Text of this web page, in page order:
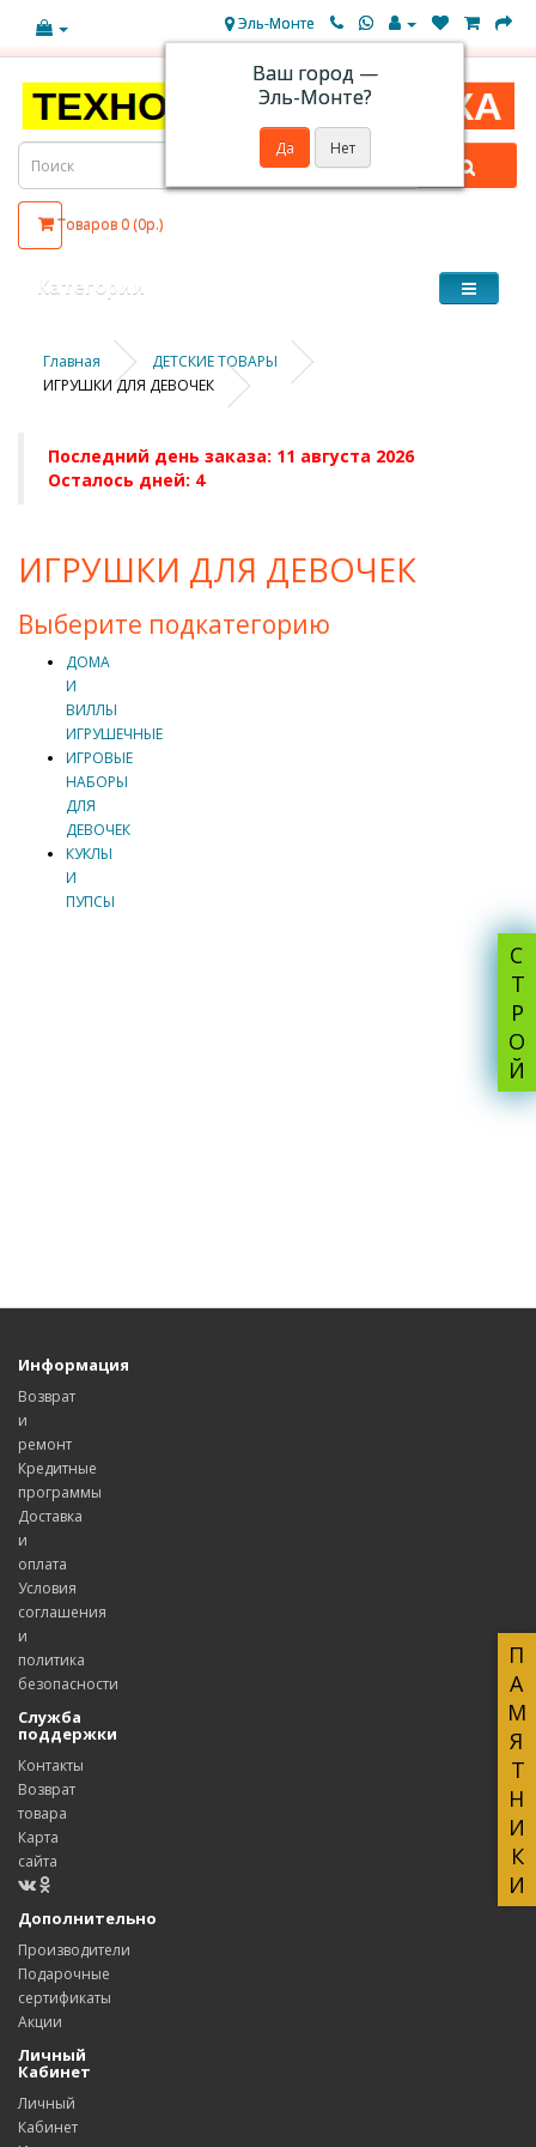
СТРОЙ
ПАМЯТНИКИ
Эль-Монте
Ваш город —
Эль-Монте?
Товаров 0 (0р.)
Категории
Главная
ДЕТСКИЕ ТОВАРЫ
ИГРУШКИ ДЛЯ ДЕВОЧЕК
Последний день заказа: 11 августа 2026
Осталось дней: 4
ИГРУШКИ ДЛЯ ДЕВОЧЕК
Выберите подкатегорию
ДОМА
И
ВИЛЛЫ
ИГРУШЕЧНЫЕ
ИГРОВЫЕ
НАБОРЫ
ДЛЯ
ДЕВОЧЕК
КУКЛЫ
И
ПУПСЫ
Информация
Возврат
и
ремонт
Кредитные
программы
Доставка
и
оплата
Условия
соглашения
и
политика
безопасности
Служба
поддержки
Контакты
Возврат
товара
Карта
сайта
Дополнительно
Производители
Подарочные
сертификаты
Акции
Личный
Кабинет
Личный
Кабинет